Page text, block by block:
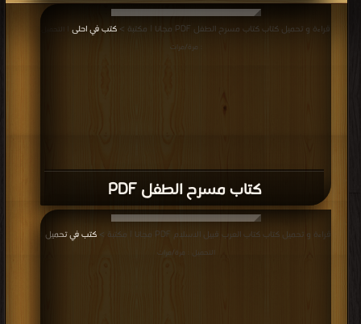
كتاب مسرح الطفل PDF
قراءة و تحميل كتاب كتاب مسرح الطفل PDF مجانا | مكتبة > كتب في احلى
: مرة/مرات
قراءة و تحميل كتاب كتاب العرب قبيل الاسلام PDF مجانا | مكتبة > كتب في تحميل
التحميل : مرة/مرات